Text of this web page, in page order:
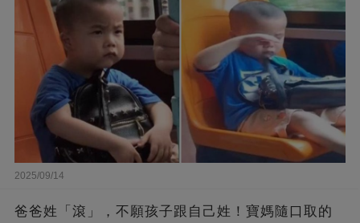
2025/09/14
爸爸姓「滾」，不願孩子跟自己姓！寶媽隨口取的